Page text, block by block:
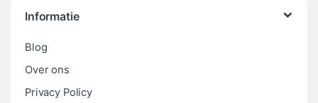
Informatie
Blog
Over ons
Privacy Policy